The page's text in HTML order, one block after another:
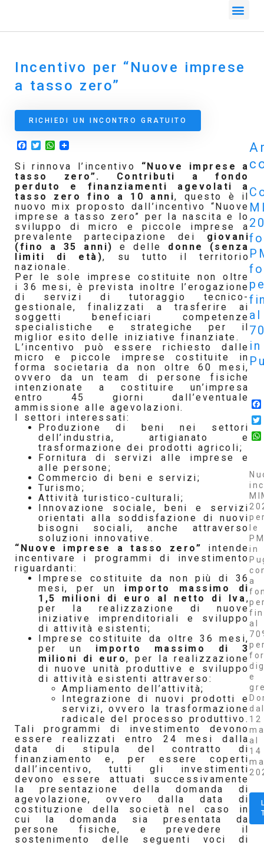
Incentivo per “Nuove imprese
a tasso zero”
RICHIEDI UN INCONTRO GRATUITO
Facebook
TwitterWhatsApp
Si rinnova l’incentivo
“Nuove imprese a
tasso zero”. Contributi a fondo
perduto e finanziamenti agevolati a
tasso zero fino a 10 anni, questo è il
nuovo mix proposto dall’incentivo “Nuove
imprese a tasso zero” per la nascita e lo
sviluppo di micro e piccole imprese a
prevalente partecipazione dei giovani
(fino a 35 anni)
e delle donne (senza
limiti di età), su tutto il territorio
nazionale.
Per le sole imprese costituite non oltre
i 36 mesi, è prevista inoltre l’erogazione
di servizi di tutoraggio tecnico-
gestionale, finalizzati a trasferire ai
soggetti beneficiari competenze
specialistiche e strategiche per il
miglior esito delle iniziative finanziate.
L’incentivo può essere richiesto dalle
micro e piccole imprese costituite in
forma societaria da non oltre 60 mesi,
ovvero da un team di persone fisiche
intenzionate a costituire un’impresa
entro 45 giorni dall’eventuale
ammissione alle agevolazioni.
I settori interessati:
Produzione di beni nei settori
dell’industria, artigianato e
trasformazione dei prodotti agricoli;
Fornitura di servizi alle imprese e
alle persone;
Commercio di beni e servizi;
Turismo;
Attività turistico-culturali;
Innovazione sociale, beni e servizi
orientati alla soddisfazione di nuovi
bisogni sociali, anche attraverso
soluzioni innovative.
“Nuove imprese a tasso zero”
intende
incentivare i programmi di investimento
riguardanti:
Imprese costituite da non più di 36
mesi, per un
importo massimo di
1,5 milioni di euro al netto di Iva,
per la realizzazione di nuove
iniziative imprenditoriali e sviluppo
di attività esistenti;
Imprese costituite da oltre 36 mesi,
per un
importo massimo di 3
milioni di euro, per la realizzazione
di nuove unità produttive e sviluppo
di attività esistenti attraverso:
Ampliamento dell’attività;
Integrazione di nuovi prodotti e
servizi, ovvero la trasformazione
radicale del processo produttivo.
Tali programmi di investimento devono
essere realizzati entro 24 mesi dalla
data di stipula del contratto di
finanziamento e, per essere coperti
dall’incentivo, tutti gli investimenti
devono essere attuati successivamente
la presentazione della domanda di
agevolazione, ovvero dalla data di
costituzione della società nel caso in
cui la domanda sia presentata da
persone fisiche, e prevedere il
sostenimento delle seguenti voci di
al
in
le
in
a
al
e
12
al
14